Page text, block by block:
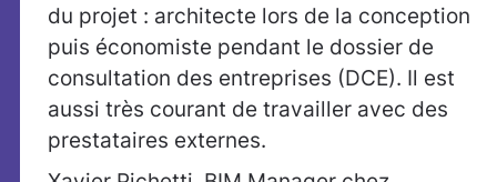
du projet : architecte lors de la conception
puis économiste pendant le dossier de
consultation des entreprises (DCE). Il est
aussi très courant de travailler avec des
prestataires externes.